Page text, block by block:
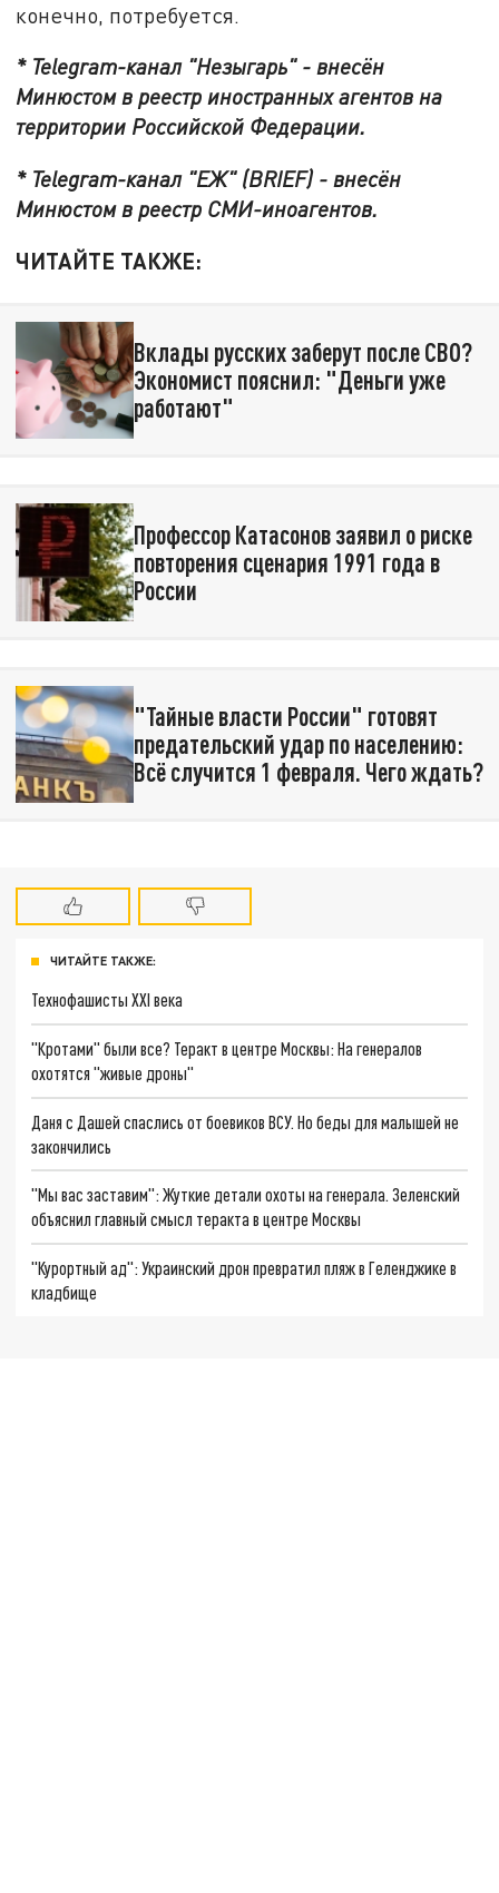
конечно, потребуется.
* Telegram-канал "Незыгарь" - внесён
Минюстом в реестр иностранных агентов на
территории Российской Федерации.
* Telegram-канал "ЕЖ" (BRIEF) - внесён
Минюстом в реестр СМИ-иноагентов.
ЧИТАЙТЕ ТАКЖЕ:
Вклады русских заберут после СВО?
Экономист пояснил: "Деньги уже
работают"
Профессор Катасонов заявил о риске
повторения сценария 1991 года в
России
"Тайные власти России" готовят
предательский удар по населению:
Всё случится 1 февраля. Чего ждать?
ЧИТАЙТЕ ТАКЖЕ:
Технофашисты XXI века
"Кротами" были все? Теракт в центре Москвы: На генералов
охотятся "живые дроны"
Даня с Дашей спаслись от боевиков ВСУ. Но беды для малышей не
закончились
"Мы вас заставим": Жуткие детали охоты на генерала. Зеленский
объяснил главный смысл теракта в центре Москвы
"Курортный ад": Украинский дрон превратил пляж в Геленджике в
кладбище